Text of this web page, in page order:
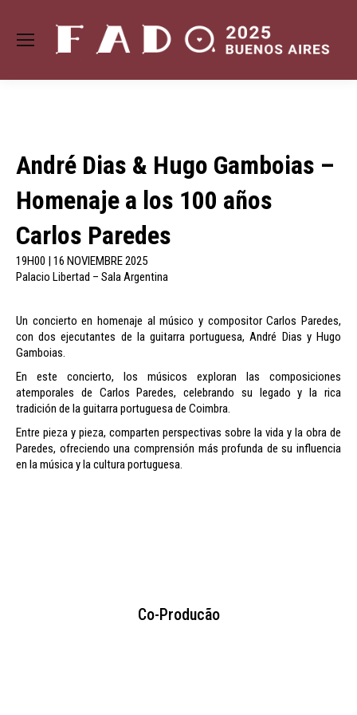
André Dias & Hugo Gamboias –
Homenaje a los 100 años
Carlos Paredes
19H00 | 16 NOVIEMBRE 2025
Palacio Libertad – Sala Argentina
Un concierto en homenaje al músico y compositor Carlos Paredes,
con dos ejecutantes de la guitarra portuguesa, André Dias y Hugo
Gamboias.
En este concierto, los músicos exploran las composiciones
atemporales de Carlos Paredes, celebrando su legado y la rica
tradición de la guitarra portuguesa de Coimbra.
Entre pieza y pieza, comparten perspectivas sobre la vida y la obra de
Paredes, ofreciendo una comprensión más profunda de su influencia
en la música y la cultura portuguesa.
Co-Producão